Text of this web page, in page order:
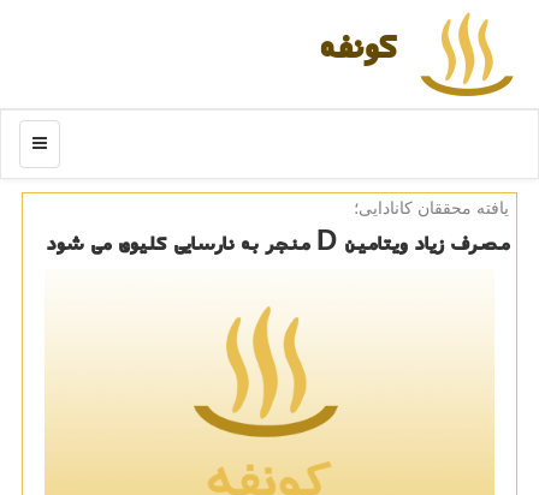
كونفه
منو
یافته محققان كانادایی؛
مصرف زیاد ویتامین D منجر به نارسایی كلیوی می شود